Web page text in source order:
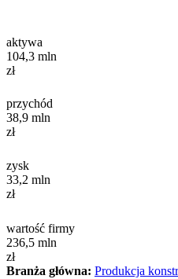
aktywa
104,3 mln
zł
przychód
38,9 mln
zł
zysk
33,2 mln
zł
wartość firmy
236,5 mln
zł
Branża główna: Produkcja